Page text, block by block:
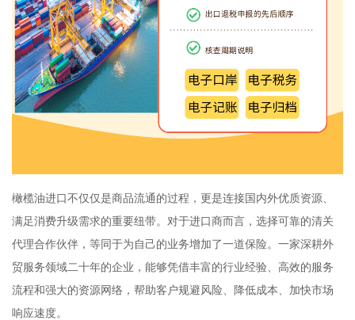
橄榄油进口不仅仅是商品流通的过程，更是连接国内外优质资源、
满足消费升级需求的重要纽带。对于进口商而言，选择可靠的清关
代理合作伙伴，等同于为自己的业务增加了一道保险。一家深耕外
贸服务领域二十年的企业，能够凭借丰富的行业经验、高效的服务
流程和强大的资源网络，帮助客户规避风险、降低成本、加快市场
响应速度。